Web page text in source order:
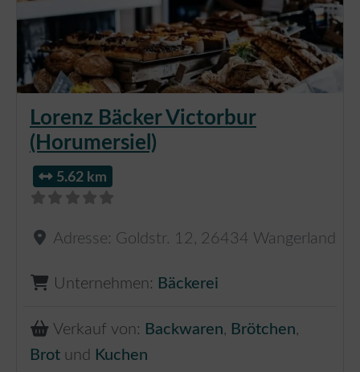
Lorenz Bäcker Victorbur
(Horumersiel)
5.62 km
Adresse: Goldstr. 12 , 26434 Wangerland
Unternehmen: Bäckerei
Verkauf von: Backwaren, Brötchen,
Brot und Kuchen